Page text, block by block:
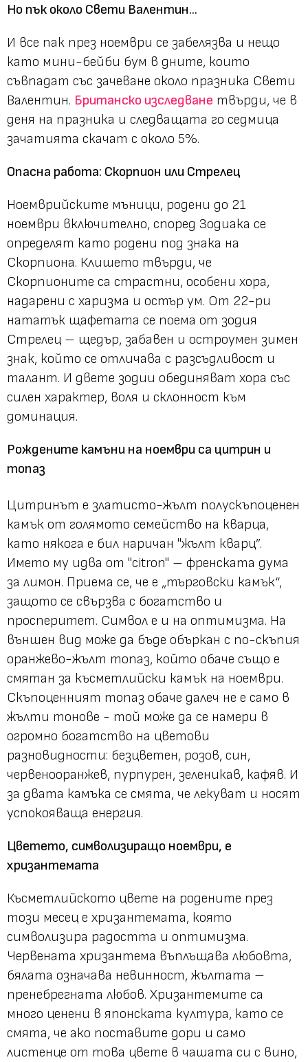
Но пък около Свети Валентин...
И все пак през ноември се забелязва и нещо
като мини-бейби бум в дните, които
съвпадат със зачеване около празника Свети
Валентин. Британско изследване твърди, че в
деня на празника и следващата го седмица
зачатията скачат с около 5%.
Опасна работа: Скорпион или Стрелец
Ноемврийските мъници, родени до 21
ноември включително, според Зодиака се
определят като родени под знака на
Скорпиона. Клишето твърди, че
Скорпионите са страстни, особени хора,
надарени с харизма и остър ум. От 22-ри
нататък щафетата се поема от зодия
Стрелец – щедър, забавен и остроумен зимен
знак, който се отличава с разсъдливост и
талант. И двете зодии обединяват хора със
силен характер, воля и склонност към
доминация.
Рождените камъни на ноември са цитрин и
топаз
Цитринът е златисто-жълт полускъпоценен
камък от голямото семейство на кварца,
като някога е бил наричан "жълт кварц”.
Името му идва от "citron" – френската дума
за лимон. Приема се, че е „търговски камък“,
защото се свързва с богатство и
просперитет. Символ е и на оптимизма. На
външен вид може да бъде объркан с по-скъпия
оранжево-жълт топаз, който обаче също е
смятан за късметлийски камък на ноември.
Скъпоценният топаз обаче далеч не е само в
жълти тонове - той може да се намери в
огромно богатство на цветови
разновидности: безцветен, розов, син,
червенооранжев, пурпурен, зеленикав, кафяв. И
за двата камъка се смята, че лекуват и носят
успокояваща енергия.
Цветето, символизиращо ноември, е
хризантемата
Късметлийското цвете на родените през
този месец е хризантемата, която
символизира радостта и оптимизма.
Червената хризантема въплъщава любовта,
бялата означава невинност, жълтата –
пренебрегната любов. Хризантемите са
много ценени в японската култура, като се
смята, че ако поставите дори и само
листенце от това цвете в чашата си с вино,